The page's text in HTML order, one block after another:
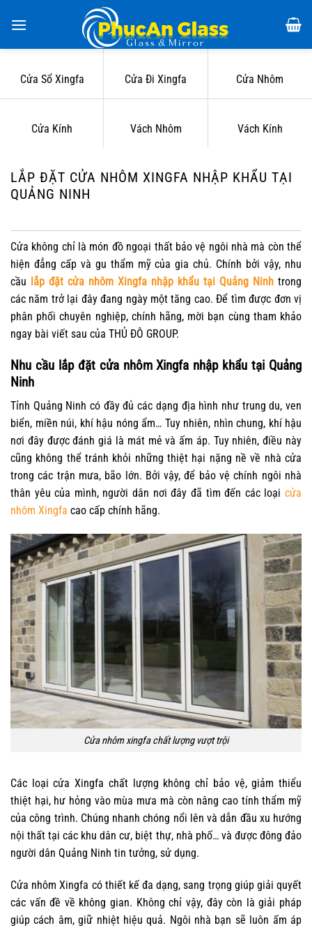
đến
Cửa Sổ Xingfa
Cửa Đi Xingfa Cửa Nhôm
Cửa Kính Vách Nhôm Vách Kính
LẮP ĐẶT CỬA NHÔM XINGFA NHẬP KHẨU TẠI
QUẢNG NINH
Cửa không chỉ là món đồ ngoại thất bảo vệ ngôi nhà mà còn thể
hiện đẳng cấp và gu thẩm mỹ của gia chủ. Chính bởi vậy, nhu
cầu lắp đặt cửa nhôm Xingfa nhập khẩu tại Quảng Ninh trong
các năm trở lại đây đang ngày một tăng cao. Để tìm được đơn vị
phân phối chuyên nghiệp, chính hãng, mời bạn cùng tham khảo
ngay bài viết sau của THỦ ĐÔ GROUP.
Nhu cầu lắp đặt cửa nhôm Xingfa nhập khẩu tại Quảng
Ninh
Tỉnh Quảng Ninh có đầy đủ các dạng địa hình như trung du, ven
biển, miền núi, khí hậu nóng ẩm… Tuy nhiên, nhìn chung, khí hậu
nơi đây được đánh giá là mát mẻ và ấm áp. Tuy nhiên, điều này
cũng không thể tránh khỏi những thiệt hại nặng nề về nhà cửa
trong các trận mưa, bão lớn. Bởi vậy, để bảo vệ chính ngôi nhà
thân yêu của mình, người dân nơi đây đã tìm đến các loại cửa
nhôm Xingfa cao cấp chính hãng.
Cửa nhôm xingfa chất lượng vượt trội
Các loại cửa Xingfa chất lượng không chỉ bảo vệ, giảm thiểu
thiệt hại, hư hỏng vào mùa mưa mà còn nâng cao tính thẩm mỹ
của công trình. Chúng nhanh chóng nổi lên và dẫn đầu xu hướng
nội thất tại các khu dân cư, biệt thự, nhà phố… và được đông đảo
người dân Quảng Ninh tin tưởng, sử dụng.
Cửa nhôm Xingfa có thiết kế đa dạng, sang trọng giúp giải quyết
các vấn đề về không gian. Không chỉ vậy, đây còn là giải pháp
giúp cách âm, giữ nhiệt hiệu quả. Ngôi nhà bạn sẽ luôn ấm áp